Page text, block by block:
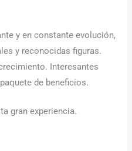
y en constante evolución,
y reconocidas figuras.
Interesantes
de beneficios.
gran experiencia.